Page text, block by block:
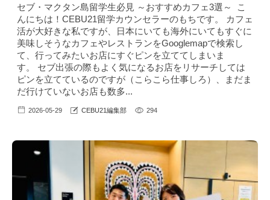
セブ・マクタン島留学生必見 ～おすすめカフェ3選～ こ
んにちは！CEBU21留学カウンセラーのもちです。 カフェ
活が大好きな私ですが、日本にいても海外にいてもすぐに
美味しそうなカフェやレストランをGooglemapで検索し
て、行ってみたいお店にすぐピンを立ててしまいま
す。 セブ出張の際もよく気になるお店をリサーチしては
ピンを立てているのですが（こらこら仕事しろ）、まだま
だ行けていないお店も数多...
2026-05-29 CEBU21編集部 294